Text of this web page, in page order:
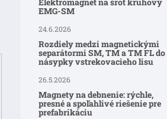
EMG-SM
24.6.2026
Rozdiely medzi magnetickými
separátormi SM, TM a TM FL do
násypky vstrekovacieho lisu
26.5.2026
Magnety na debnenie: rýchle,
presné a spoľahlivé riešenie pre
prefabrikáciu